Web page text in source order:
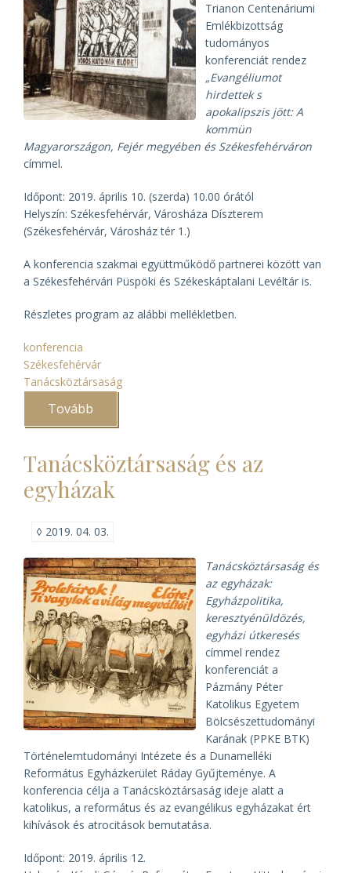
Trianon Centenáriumi
Emlékbizottság
tudományos
konferenciát rendez
„Evangéliumot
hirdettek s
apokalipszis jött: A
kommün
Magyarországon, Fejér megyében és Székesfehérváron
címmel.
Időpont: 2019. április 10. (szerda) 10.00 órától
Helyszín: Székesfehérvár, Városháza Díszterem
(Székesfehérvár, Városház tér 1.)
A konferencia szakmai együttműködő partnerei között van
a Székesfehérvári Püspöki és Székeskáptalani Levéltár is.
Részletes program az alábbi mellékletben.
konferencia
Székesfehérvár
Tanácsköztársaság
Tovább
s
jött”)
Tanácsköztársaság és az
egyházak
◊ 2019. 04. 03.
Tanácsköztársaság és
az egyházak:
Egyházpolitika,
keresztyénüldözés,
egyházi útkeresés
címmel rendez
konferenciát a
Pázmány Péter
Katolikus Egyetem
Bölcsészettudományi
Karának (PPKE BTK)
Történelemtudományi Intézete és a Dunamelléki
Református Egyházkerület Ráday Gyűjteménye. A
konferencia célja a Tanácsköztársaság ideje alatt a
katolikus, a református és az evangélikus egyházakat ért
kihívások és atrocitások bemutatása.
Időpont: 2019. április 12.